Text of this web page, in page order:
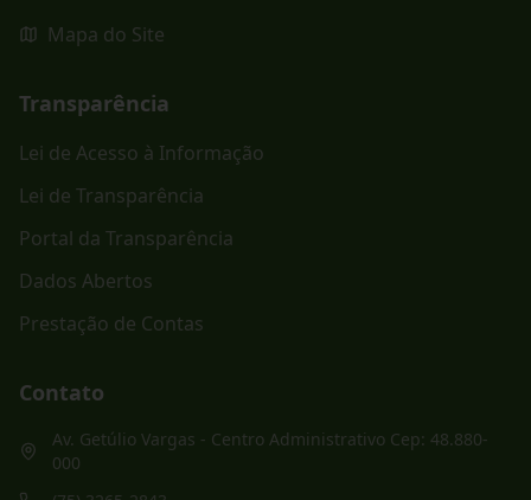
Mapa do Site
Transparência
Lei de Acesso à Informação
Lei de Transparência
Portal da Transparência
Dados Abertos
Prestação de Contas
Contato
Av. Getúlio Vargas - Centro Administrativo Cep: 48.880-
000